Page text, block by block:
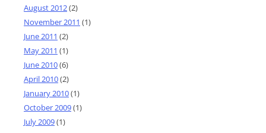
August 2012(2)
November 2011 (1)
June 2011 (2)
May 2011 (1)
June 2010(6)
April 2010(2)
January 2010(1)
October 2009(1)
July 2009(1)